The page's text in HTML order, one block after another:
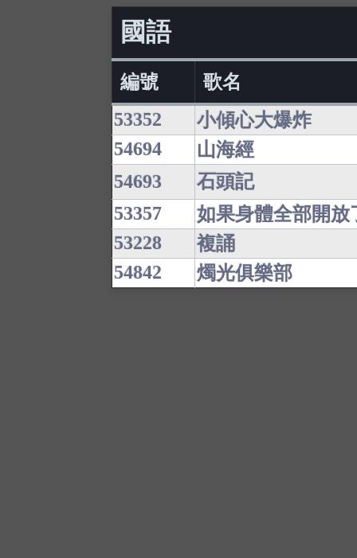
國語
編號
歌名
53352
小傾心大爆炸
54694
山海經
54693
石頭記
53357
如果身體全部開放
53228
複誦
54842
燭光俱樂部